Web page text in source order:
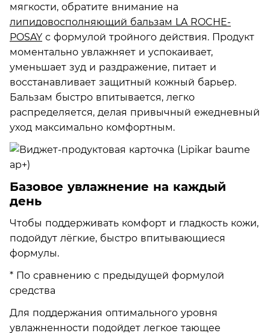
мягкости, обратите внимание на
липидовосполняющий бальзам LA ROCHE-
POSAY с формулой тройного действия. Продукт
моментально увлажняет и успокаивает,
уменьшает зуд и раздражение, питает и
восстанавливает защитный кожный барьер.
Бальзам быстро впитывается, легко
распределяется, делая привычный ежедневный
уход максимально комфортным.
Базовое увлажнение на каждый
день
Чтобы поддерживать комфорт и гладкость кожи,
подойдут лёгкие, быстро впитывающиеся
формулы.
* По сравнению с предыдущей формулой
средства
Для поддержания оптимального уровня
увлажненности подойдет легкое тающее